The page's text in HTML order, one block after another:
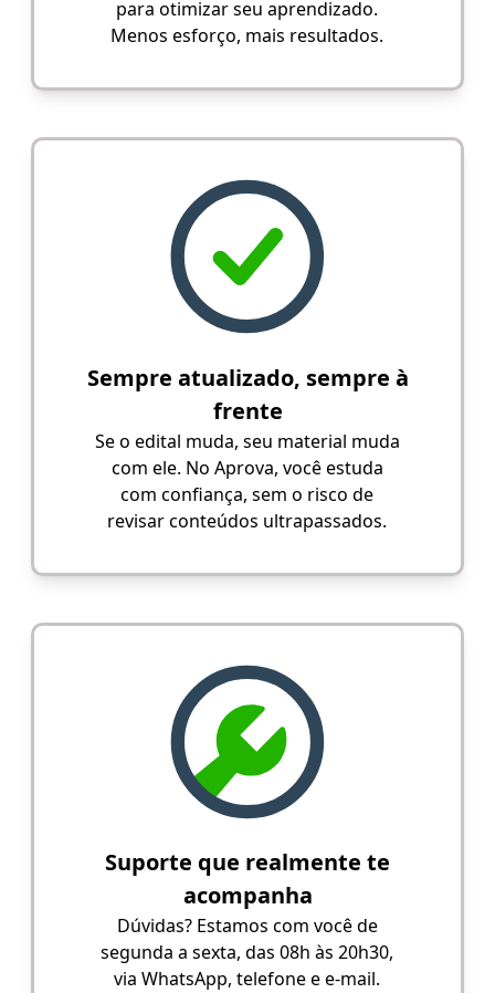
para otimizar seu aprendizado.
Menos esforço, mais resultados.
Sempre atualizado, sempre à
frente
Se o edital muda, seu material muda
com ele. No Aprova, você estuda
com confiança, sem o risco de
revisar conteúdos ultrapassados.
Suporte que realmente te
acompanha
Dúvidas? Estamos com você de
segunda a sexta, das 08h às 20h30,
via WhatsApp, telefone e e-mail.